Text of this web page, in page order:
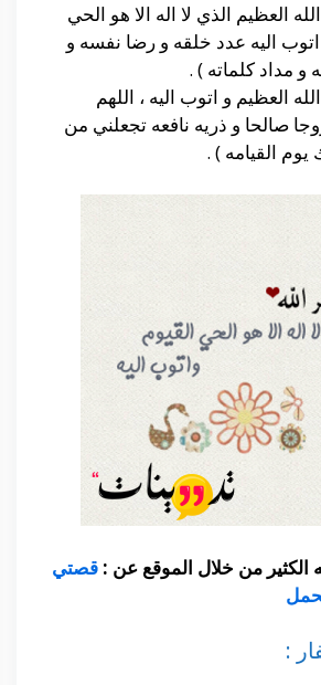
العظيم الذي لا اله الا هو الحي
اتوب اليه عدد خلقه و رضا نفسه و
و مداد كلماته ) .
العظيم و اتوب اليه ، اللهم
صالحا و ذريه نافعه تجعلني من
القيامه ) .
الكثير من خلال الموقع عن : قصتي
: